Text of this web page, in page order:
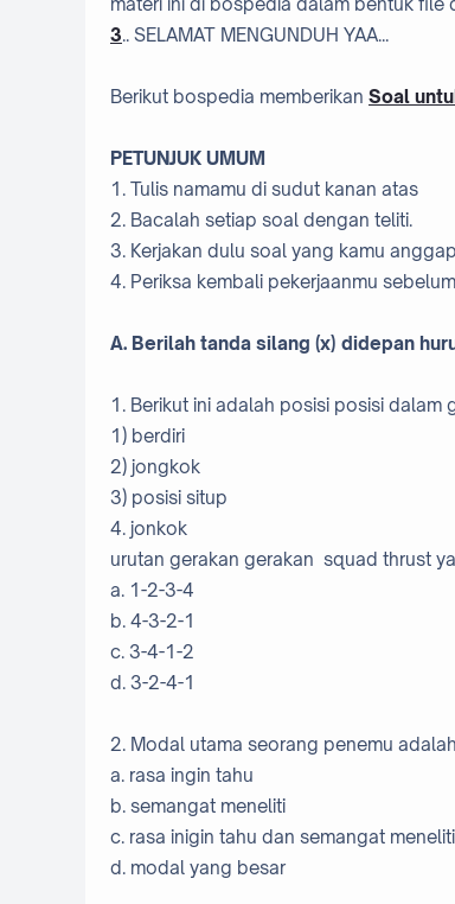
3.. SELAMAT MENGUNDUH YAA...
Berikut bospedia memberikan Soal
PETUNJUK UMUM
1. Tulis namamu di sudut kanan atas
2. Bacalah setiap soal dengan teliti.
3. Kerjakan dulu soal yang kamu
4. Periksa kembali pekerjaanmu
A. Berilah tanda silang (x) didepan
1. Berikut ini adalah posisi posisi
1) berdiri
2) jongkok
3) posisi situp
4. jonkok
urutan gerakan gerakan squad thrust
a. 1-2-3-4
b. 4-3-2-1
c. 3-4-1-2
d. 3-2-4-1
2. Modal utama seorang penemu adalah
a. rasa ingin tahu
b. semangat meneliti
c. rasa inigin tahu dan semangat meneliti
d. modal yang besar